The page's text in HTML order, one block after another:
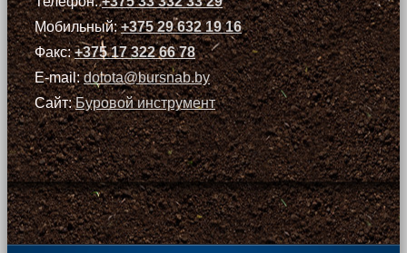
Мобильный:+375 29 632 19 16
Факс:+375 17 322 66 78
E-mail:dolota@bursnab.by
Сайт:Буровой инструмент